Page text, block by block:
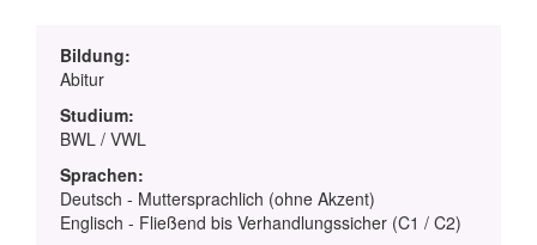
Bildung:
Abitur
Studium:
BWL / VWL
Sprachen:
Deutsch - Muttersprachlich (ohne Akzent)
Englisch - Fließend bis Verhandlungssicher (C1 / C2)